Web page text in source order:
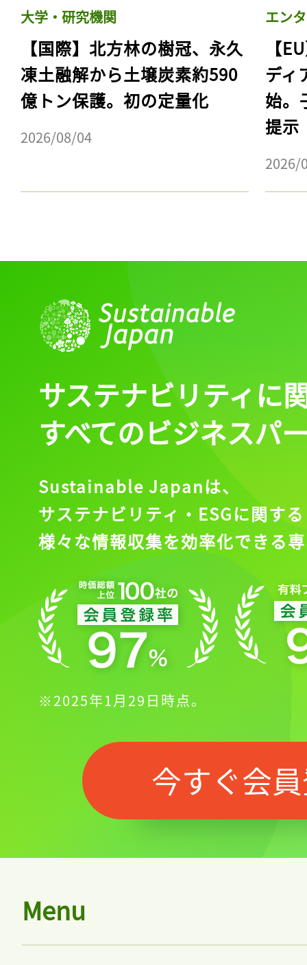
大学・研究機関
【国際】北方林の樹冠、永久
凍土融解から土壌炭素約590
億トン保護。初の定量化
2026/08/04
エン
【
ディ
始。
提示
2026/
記事をお気に入りに
ログインが必
ログイン
会員登録
サステナビリティに
すべてのビジネスパ
Sustainable Japanは、
サステナビリティ・ESGに関する
様々な情報収集を効率化できる
※2025年1月29日時点。
今すぐ会
Menu